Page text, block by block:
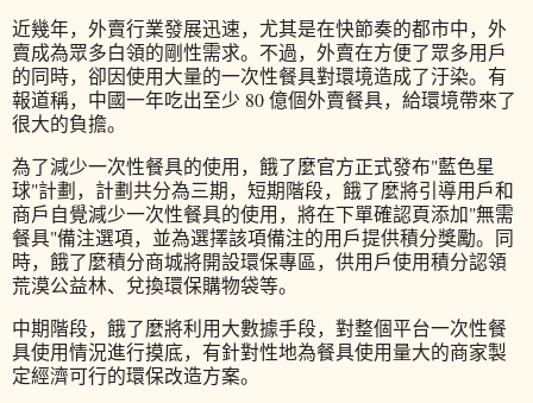
近幾年，外賣行業發展迅速，尤其是在快節奏的都市中，外
賣成為眾多白領的剛性需求。不過，外賣在方便了眾多用戶
的同時，卻因使用大量的一次性餐具對環境造成了汙染。有
報道稱，中國一年吃出至少 80 億個外賣餐具，給環境帶來了
很大的負擔。
為了減少一次性餐具的使用，餓了麼官方正式發布"藍色星
球"計劃，計劃共分為三期，短期階段，餓了麼將引導用戶和
商戶自覺減少一次性餐具的使用，將在下單確認頁添加"無需
餐具"備注選項，並為選擇該項備注的用戶提供積分獎勵。同
時，餓了麼積分商城將開設環保專區，供用戶使用積分認領
荒漠公益林、兌換環保購物袋等。
中期階段，餓了麼將利用大數據手段，對整個平台一次性餐
具使用情況進行摸底，有針對性地為餐具使用量大的商家製
定經濟可行的環保改造方案。